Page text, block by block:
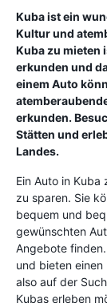
Kuba ist ein
Kultur und
Kuba zu mieten
erkunden und
einem Auto
erkunden.
Stätten und
Landes.
Ein Auto in
zu sparen. Sie
bequem und
gewünschten
Angebote
und bieten einen
also auf der
Kubas erleben